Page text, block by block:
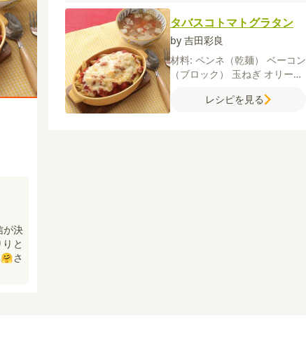
が決
と
さ
タバスコトマトグラタン
by 吉田彩良
材料: ペンネ（乾麺） ベーコン
（ブロック） 玉ねぎ オリーブ
コンソメ（顆粒）
レシピを見る